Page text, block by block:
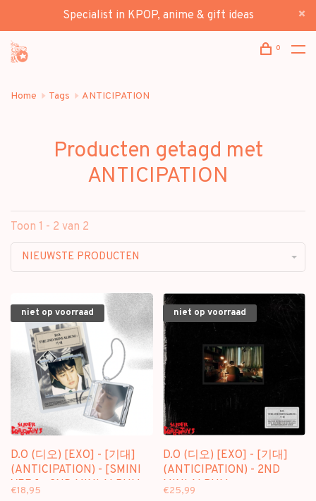
Specialist in KPOP, anime & gift ideas
0
Home Tags ANTICIPATION
Producten getagd met
ANTICIPATION
Toon 1 - 2 van 2
NIEUWSTE PRODUCTEN
niet op voorraad
D.O (디오) [EXO] - [기대]
(ANTICIPATION) - [SMINI
VER.] - 2ND MINI ALBUM
€18,95
niet op voorraad
D.O (디오) [EXO] - [기대]
(ANTICIPATION) - 2ND
MINI ALBUM
€25,99